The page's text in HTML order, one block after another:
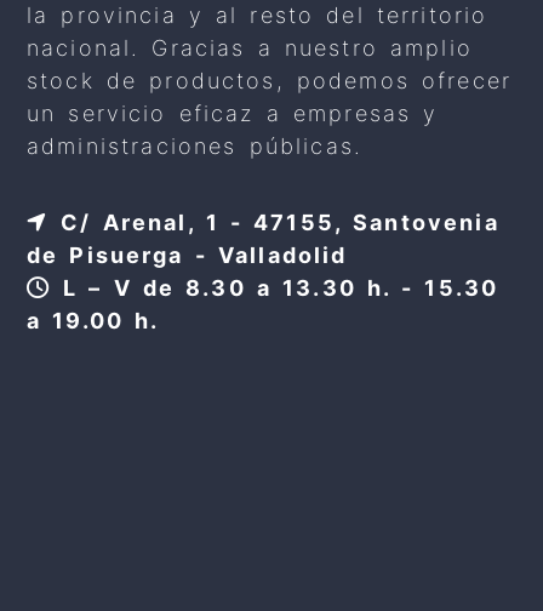
la provincia y al resto del territorio
nacional. Gracias a nuestro amplio
stock de productos, podemos ofrecer
un servicio eficaz a empresas y
administraciones públicas.
C/ Arenal, 1 - 47155, Santovenia
de Pisuerga - Valladolid
L – V de 8.30 a 13.30 h. - 15.30
a 19.00 h.